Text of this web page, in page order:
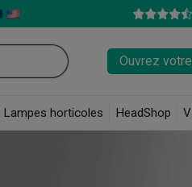
Ouvrez
Lampes horticoles HeadShop